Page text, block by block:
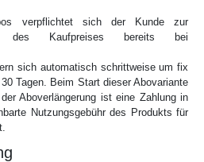
verpflichtet sich der Kunde zur
des Kaufpreises bereits bei
sich automatisch schrittweise um fix
Tagen. Beim Start dieser Abovariante
Aboverlängerung ist eine Zahlung in
Nutzungsgebühr des Produkts für